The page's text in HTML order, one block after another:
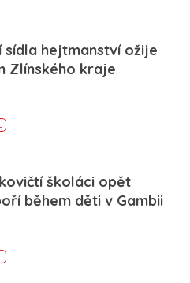
sídla hejtmanství ožije
Zlínského kraje
školáci opět
během děti v Gambii